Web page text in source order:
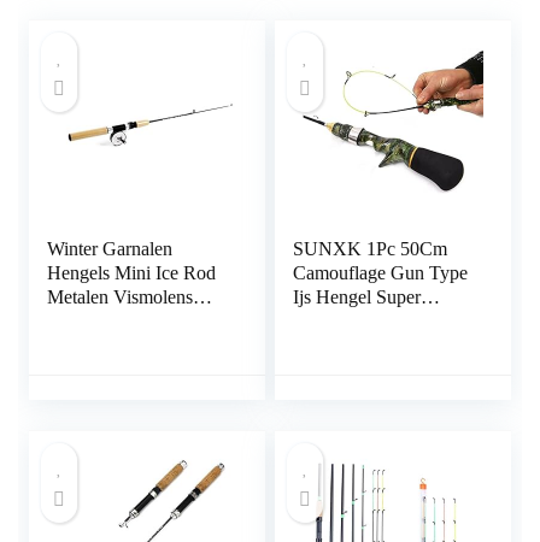
Winter Garnalen
Hengels Mini Ice Rod
Metalen Vismolens
SUNXK 1Pc 50Cm
Camouflage Gun Type
Ijs Hengel Super